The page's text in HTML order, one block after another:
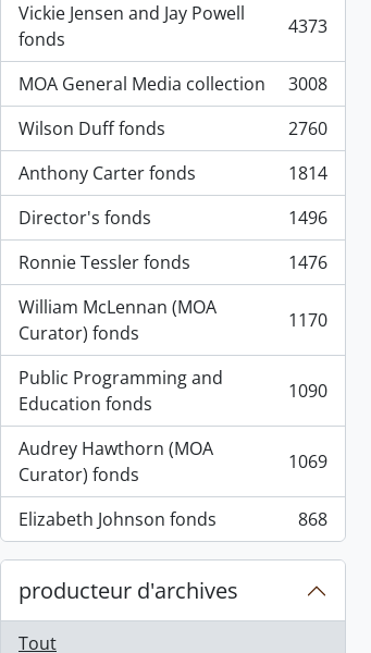
Vickie Jensen and Jay Powell
fonds
, 4373 résultats 4373
MOA General Media collection
, 3008 résultats
3008
Wilson Duff fonds
, 2760 résultats
2760
Anthony Carter fonds
, 1814 résultats
1814
Director's fonds
, 1496 résultats
1496
Ronnie Tessler fonds
, 1476 résultats
1476
William McLennan (MOA
Curator) fonds
, 1170 résultats 1170
Public Programming and
Education fonds
, 1090 résultats 1090
Audrey Hawthorn (MOA
Curator) fonds
, 1069 résultats 1069
Elizabeth Johnson fonds
, 868 résultats 868
producteur d'archives
Tout